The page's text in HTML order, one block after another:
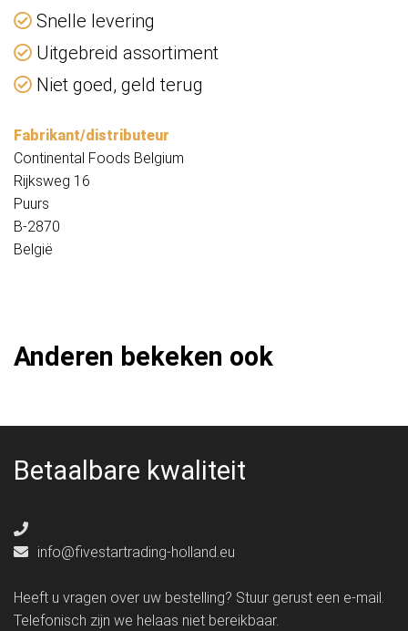
Snelle levering
Uitgebreid assortiment
Niet goed, geld terug
Fabrikant/distributeur
Continental Foods Belgium
Rijksweg 16
Puurs
B-2870
België
Anderen bekeken ook
Betaalbare kwaliteit
info@fivestartrading-holland.eu
Heeft u vragen over uw bestelling? Stuur gerust een e-mail.
Telefonisch zijn we helaas niet bereikbaar.